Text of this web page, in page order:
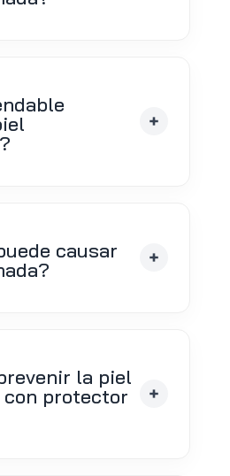
causar
la piel
con protector